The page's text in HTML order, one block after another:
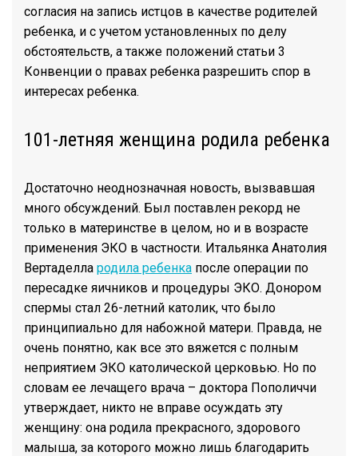
согласия на запись истцов в качестве родителей
ребенка, и с учетом установленных по делу
обстоятельств, а также положений статьи 3
Конвенции о правах ребенка разрешить спор в
интересах ребенка.
101-летняя женщина родила ребенка
Достаточно неоднозначная новость, вызвавшая
много обсуждений. Был поставлен рекорд не
только в материнстве в целом, но и в возрасте
применения ЭКО в частности. Итальянка Анатолия
Вертаделла родила ребенка после операции по
пересадке яичников и процедуры ЭКО. Донором
спермы стал 26-летний католик, что было
принципиально для набожной матери. Правда, не
очень понятно, как все это вяжется с полным
неприятием ЭКО католической церковью. Но по
словам ее лечащего врача – доктора Пополиччи
утверждает, никто не вправе осуждать эту
женщину: она родила прекрасного, здорового
малыша, за которого можно лишь благодарить